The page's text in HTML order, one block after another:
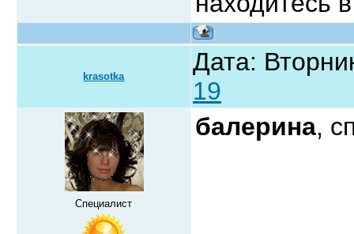
krasotka
Дата:
19
Специалист
балерина,